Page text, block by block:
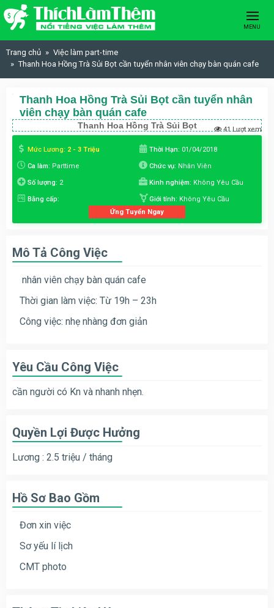
Skip to content
MENU
Trang chủ
Việc làm part-time
Thanh Hoa Hồng Trà Sủi Bọt cần tuyển nhân viên chạy bàn quán cafe
Thanh Hoa Hồng Trà Sủi Bọt cần tuyển nhân
viên chạy bàn quán cafe
Thanh Hoa Hồng Trà Sủi Bọt 41 Lượt xem
Mức Lương: 2 - 3 Triệu Thời Hạn: 01/04/2018
Ca làm: Parttime Chức vụ: Nhân Viên
Số lượng: 2 Kinh nghiệm: Không Yêu Cầu
Bằng cấp: Giới tính: Không Yêu Cầu
Ứng Tuyển Ngay
Mô Tả Công Việc
nhân viên chạy bàn quán cafe
Thời gian làm việc: Từ 19h – 23h
Công việc: nhẹ nhàng đơn giản
Yêu Cầu Công Việc
cần người có Kn và nhanh nhẹn.
Quyền Lợi Được Hưởng
Lương : 2.5 triệu / tháng
Hồ Sơ Bao Gồm
Đơn xin việc
Sơ yếu lí lịch
CMT photo